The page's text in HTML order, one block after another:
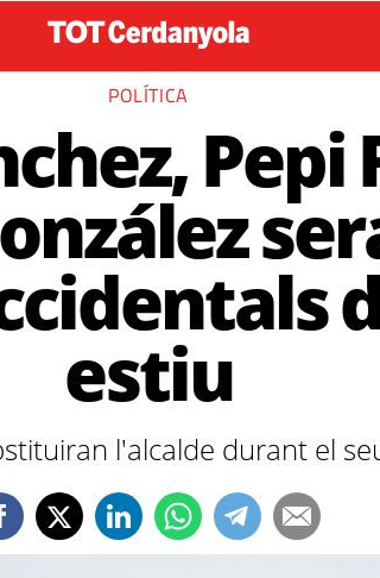
POLÍTICA
Pepi
estiu
l'alcalde durant el